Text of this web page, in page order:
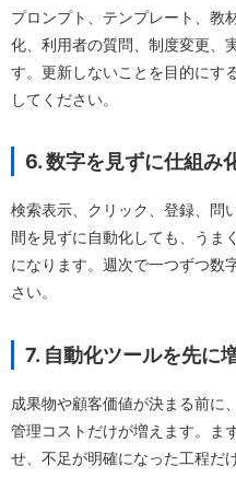
プロンプト、テンプレート、教
化、利用者の質問、制度変更、
す。更新しないことを目的にす
してください。
6. 数字を見ずに仕組み
検索表示、クリック、登録、問
間を見ずに自動化しても、うま
になります。週次で一つずつ数
さい。
7. 自動化ツールを先に
成果物や顧客価値が決まる前に
管理コストだけが増えます。ま
せ、不足が明確になった工程だ